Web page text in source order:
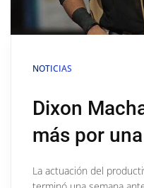
NOTICIAS
Dixon
más por
La actuación del